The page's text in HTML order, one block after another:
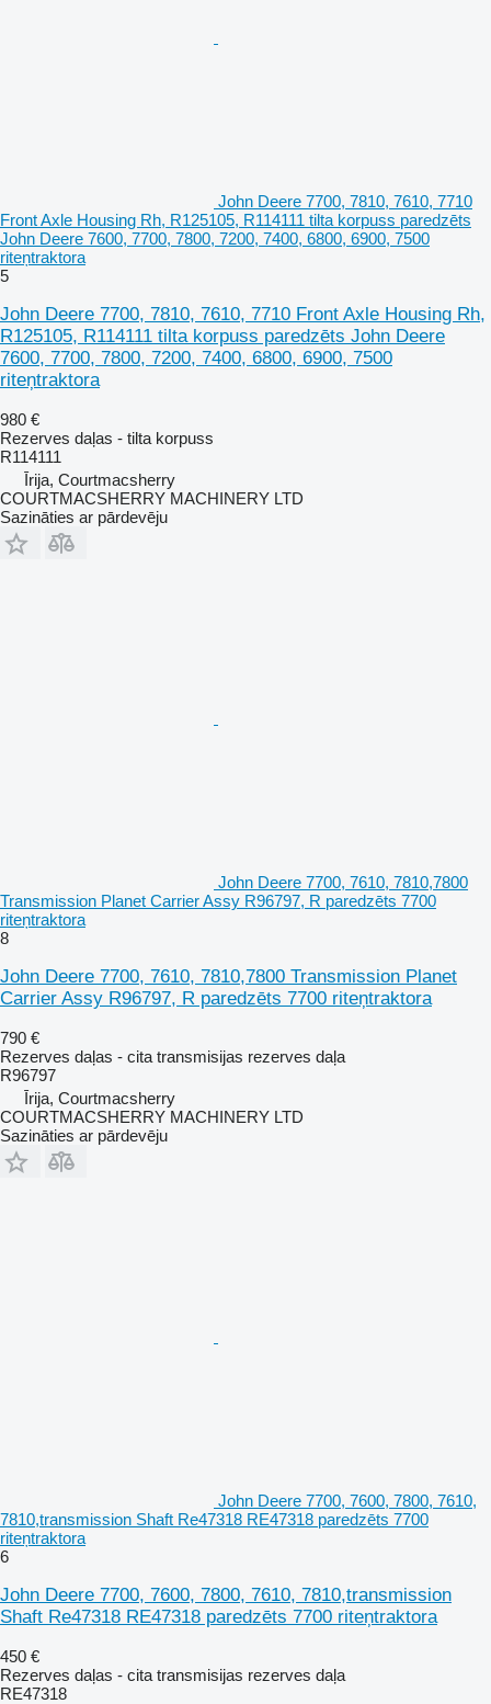
John Deere 7700, 7810, 7610, 7710
Front Axle Housing Rh, R125105, R114111 tilta korpuss paredzēts
John Deere 7600, 7700, 7800, 7200, 7400, 6800, 6900, 7500
riteņtraktora
5
John Deere 7700, 7810, 7610, 7710 Front Axle Housing Rh,
R125105, R114111 tilta korpuss paredzēts John Deere
7600, 7700, 7800, 7200, 7400, 6800, 6900, 7500
riteņtraktora
980 €
Rezerves daļas - tilta korpuss
R114111
Īrija, Courtmacsherry
COURTMACSHERRY MACHINERY LTD
Sazināties ar pārdevēju
John Deere 7700, 7610, 7810,7800
Transmission Planet Carrier Assy R96797, R paredzēts 7700
riteņtraktora
8
John Deere 7700, 7610, 7810,7800 Transmission Planet
Carrier Assy R96797, R paredzēts 7700 riteņtraktora
790 €
Rezerves daļas - cita transmisijas rezerves daļa
R96797
Īrija, Courtmacsherry
COURTMACSHERRY MACHINERY LTD
Sazināties ar pārdevēju
John Deere 7700, 7600, 7800, 7610,
7810,transmission Shaft Re47318 RE47318 paredzēts 7700
riteņtraktora
6
John Deere 7700, 7600, 7800, 7610, 7810,transmission
Shaft Re47318 RE47318 paredzēts 7700 riteņtraktora
450 €
Rezerves daļas - cita transmisijas rezerves daļa
RE47318